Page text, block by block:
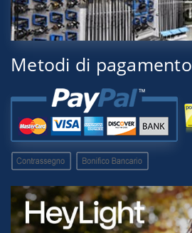
Metodi di pagamento